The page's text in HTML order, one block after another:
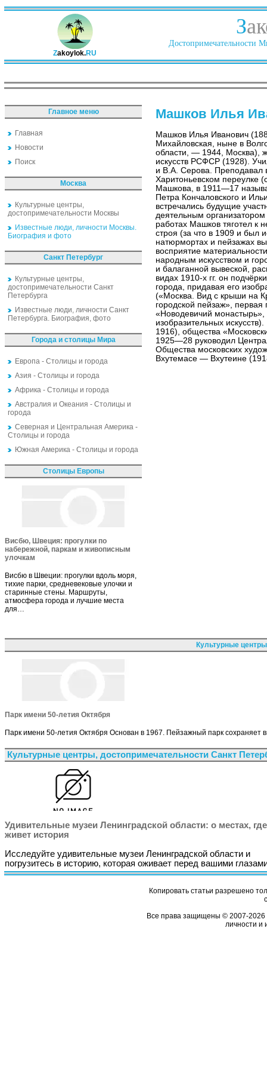
Zakoylok.RU
З
Достопримечательности
Главное меню
Главная
Новости
Поиск
Москва
Культурные центры,
достопримечательности Москвы
Известные люди, личности Москвы.
Биография и фото
Санкт Петербург
Культурные центры,
достопримечательности Санкт
Петербурга
Известные люди, личности Санкт
Петербурга. Биография, фото
Города и столицы Мира
Европа - Столицы и города
Азия - Столицы и города
Африка - Столицы и города
Австралия и Океания - Столицы и
города
Северная и Центральная Америка -
Столицы и города
Южная Америка - Столицы и города
Столицы Европы
Висбю, Швеция: прогулки по
набережной, паркам и живописным
улочкам
Висбю в Швеции: прогулки вдоль моря,
тихие парки, средневековые улочки и
старинные стены. Маршруты,
атмосфера города и лучшие места
для…
Машков Илья
Машков Илья Иванович
Михайловская, ныне в
области, — 1944, Москва),
искусств РСФСР (1928).
и В.А. Серова. Преподавал
Харитоньевском переулке
Машкова, в 1911—17
Петра Кончаловского и
встречались будущие
деятельным
работах Машков тяготел к
строя (за что в 1909 и был
натюрмортах и пейзажах
восприятие
народным искусством и
и балаганной вывеской,
видах 1910-х гг. он
города, придавая его
(«Москва. Вид с крыши на
городской пейзаж»,
«Новодевичий
изобразительных
1916), общества
1925—28 руководил
Общества московских
Вхутемасе — Вхутеине
Культурные
Парк имени 50-летия Октября
Парк имени 50-летия Октября Основан в 1967. Пейзажный парк
Культурные центры, достопримечательности Санкт
Удивительные музеи Ленинградской области: о местах, где
живет история
Исследуйте удивительные музеи Ленинградской области и
погрузитесь в историю, которая оживает перед вашими
Копировать статьи разрешено
Все права защищены © 2007-2026
личности и